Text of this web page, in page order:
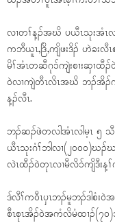
လၢတၢ်န့ၣ်အဃိ ပယီၤသုးအံၤ
ကဘီယူၤ,ဒြိ,ကျိဖးဒိၣ် ဟဲခးလီ
မိၢ်အံၤတဆီဂုၥ်ကျဲးစၢးဆှၢထီ
ဝဲလၢကျဲတီၤလိၤအဃိ ဘၣ်အိၣ်က
န့ၣ်လီၤ.
ဘၣ်ဆၣ်ဖဲတလါအံၤလါမ့ၤ ၅
ယီၤသုးဂံၢ်ဘါလၢ(၂၀၀၀)ဃၣ်
လဲၤထီၣ်ဝဲတုၤလၢမီလိၥ်ကျိဒီး
ဒ်လီၢ်ကဝီၤပှၤဘၣ်မူဘၣ်ဒါစံးဝဲ
စီၤစုၤအိၣ်ဝဲအကံလိမံထၢၣ်(၇၀